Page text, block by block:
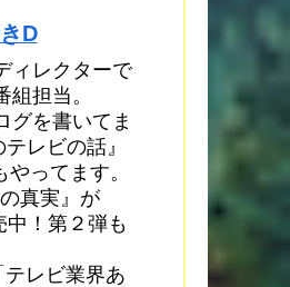
D
ィレクターで
担当。
グを書いてま
レビの話』
やってます。
真実』が
中！第２弾も
レビ業界あ